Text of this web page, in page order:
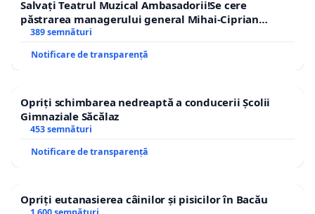
Salvați Teatrul Muzical Ambasadorii!Se cere
păstrarea managerului general Mihai-Ciprian
ROGOJAN
389 semnături
Notificare de transparență
Opriți schimbarea nedreaptă a conducerii Școlii
Gimnaziale Săcălaz
453 semnături
Notificare de transparență
Opriți eutanasierea câinilor și pisicilor în Bacău